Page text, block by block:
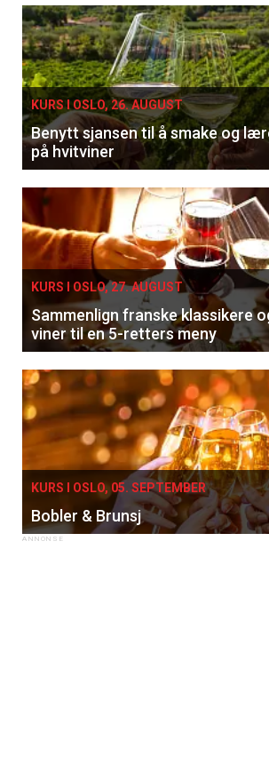
KURS I OSLO, 26. AUGUST
Benytt sjansen til å smake og
på hvitviner
KURS I OSLO, 27. AUGUST
Sammenlign franske klassikere
viner til en 5-retters meny
KURS I OSLO, 05. SEPTEMBER
Bobler & Brunsj